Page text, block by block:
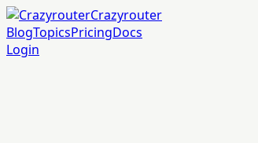
Crazyrouter
BlogTopicsPricingDocs
Login